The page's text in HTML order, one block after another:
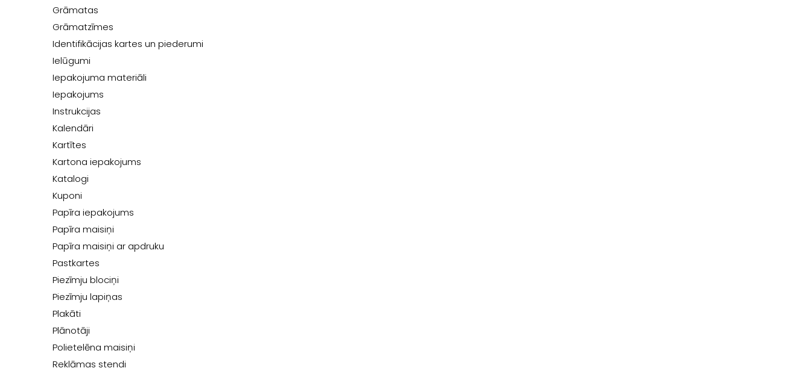
Grāmatas
Grāmatzīmes
Identifikācijas kartes un piederumi
Ielūgumi
Iepakojuma materiāli
Iepakojums
Instrukcijas
Kalendāri
Kartītes
Kartona iepakojums
Katalogi
Kuponi
Papīra iepakojums
Papīra maisiņi
Papīra maisiņi ar apdruku
Pastkartes
Piezīmju blociņi
Piezīmju lapiņas
Plakāti
Plānotāji
Polietelēna maisiņi
Reklāmas stendi